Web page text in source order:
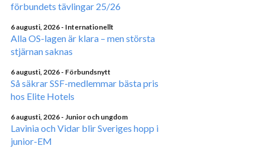
förbundets tävlingar 25/26
6 augusti, 2026 - Internationellt
Alla OS-lagen är klara – men största
stjärnan saknas
6 augusti, 2026 - Förbundsnytt
Så säkrar SSF-medlemmar bästa pris
hos Elite Hotels
6 augusti, 2026 - Junior och ungdom
Lavinia och Vidar blir Sveriges hopp i
junior-EM